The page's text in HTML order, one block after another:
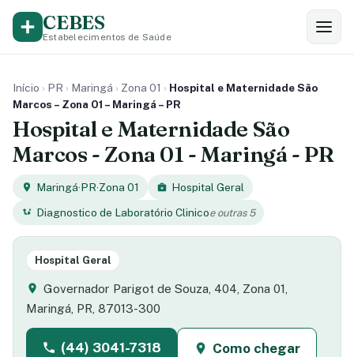
CEBES
Estabelecimentos de Saúde
Início › PR › Maringá › Zona 01 › Hospital e Maternidade São
Marcos – Zona 01 – Maringá – PR
Hospital e Maternidade São
Marcos - Zona 01 - Maringá - PR
Maringá·PR·Zona 01
Hospital Geral
Diagnostico de Laboratório Clinicoe outras 5
Hospital Geral
Governador Parigot de Souza, 404, Zona 01,
Maringá, PR, 87013-300
(44) 3041-7318 Como chegar